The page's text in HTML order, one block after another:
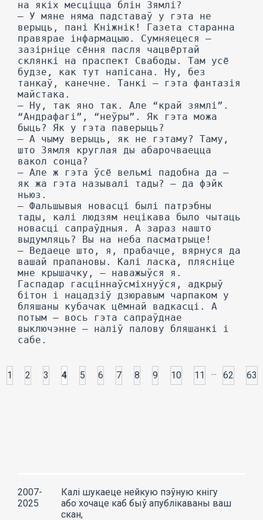
1 2 3 4 5 6 7 8 9 10 11 ... 62 63
2007-
2025
Калі шукаеце нейкую пэўную кнігу
або хочаце каб быў апублікаваны ваш
скан,